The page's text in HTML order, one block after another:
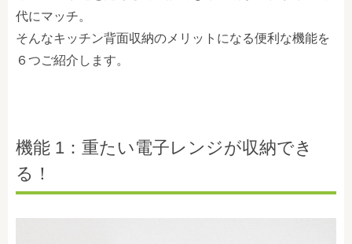
代にマッチ。
そんなキッチン背面収納のメリットになる便利な機能を
６つご紹介します。
機能 1：重たい電子レンジが収納でき
る！